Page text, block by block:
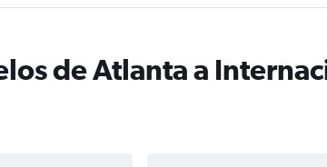
de Atlanta a